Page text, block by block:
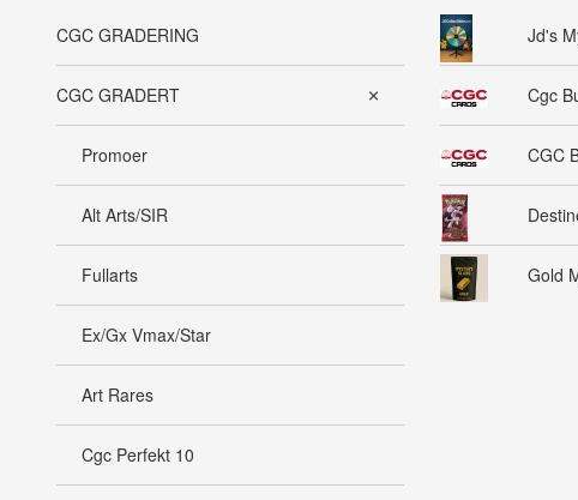
CGC GRADERING
CGC GRADERT
Promoer
Alt Arts/SIR
Fullarts
Ex/Gx Vmax/Star
Art Rares
Cgc Perfekt 10
Jd's
Cgc
CGC
Gold